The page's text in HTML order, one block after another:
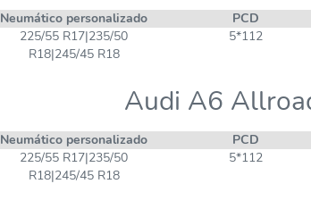
Neumático personalizado PCD
225/55 R17|235/50
R18|245/45 R18
5*112
Audi A6
Neumático personalizado PCD
225/55 R17|235/50
R18|245/45 R18
5*112